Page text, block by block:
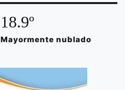
18.9º
Mayormente nublado